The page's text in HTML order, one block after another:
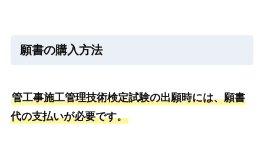
願書の購入方法
管工事施工管理技術検定試験の出願時には、願書
代の支払いが必要です。